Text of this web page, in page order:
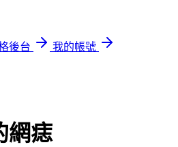
後台
我的帳號
網痣